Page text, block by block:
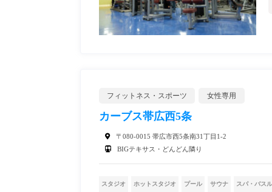
フィットネス・スポーツ 女性専用
カーブス帯広西5条
〒080-0015 帯広市西5条南31丁目1-2
BIGテキサス・どんどん隣り
スタジオ ホットスタジオ プール サウナ スパ・バス